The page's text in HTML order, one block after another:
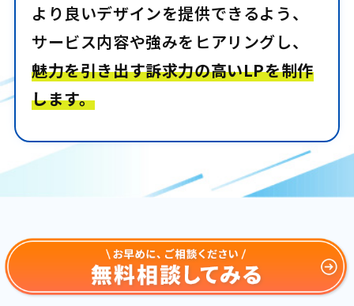
より良いデザインを提供できるよう、
サービス内容や強みをヒアリングし、
魅力を引き出す訴求力の高いLPを制作
します。
お客様の声